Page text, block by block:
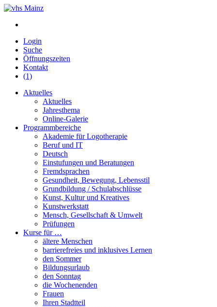
Login
Suche
Öffnungszeiten
Kontakt
(1)
Aktuelles
Aktuelles
Jahresthema
Online-Galerie
Programmbereiche
Akademie für Logotherapie
Beruf und IT
Deutsch
Einstufungen und Beratungen
Fremdsprachen
Gesundheit, Bewegung, Lebensstil
Grundbildung / Schulabschlüsse
Kunst, Kultur und Kreatives
Kunstwerkstatt
Mensch, Gesellschaft & Umwelt
Prüfungen
Kurse für …
ältere Menschen
barrierefreies und inklusives Lernen
den Sommer
Bildungsurlaub
den Sonntag
die Wochenenden
Frauen
Ihren Stadtteil